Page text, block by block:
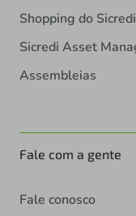
Shopping do Sicredi
Sicredi Asset
Assembleias
Fale com a gente
Fale conosco